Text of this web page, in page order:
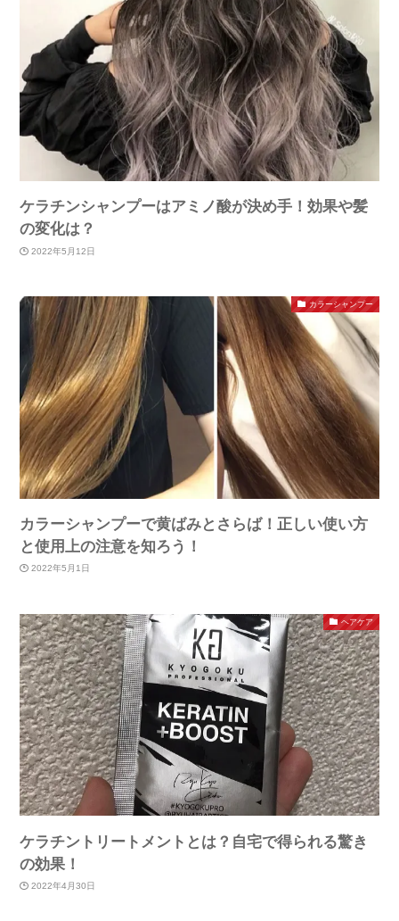
ケラチンシャンプーはアミノ酸が決め手！効果や髪
の変化は？
2022年5月12日
カラーシャンプー
カラーシャンプーで黄ばみとさらば！正しい使い方
と使用上の注意を知ろう！
2022年5月1日
ヘアケア
ケラチントリートメントとは？自宅で得られる驚き
の効果！
2022年4月30日